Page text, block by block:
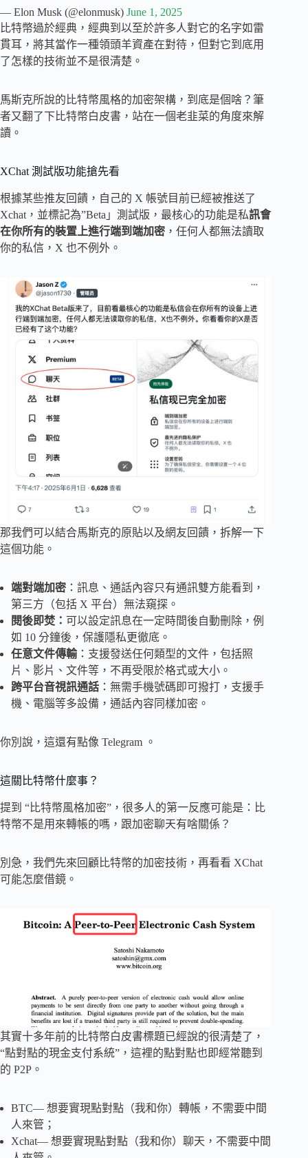
— Elon Musk (@elonmusk) June 1, 2025
比特幣過於經典，經典到以至於許多人對它的名字如雷
貫耳，將其當作一種領頭羊資產在對待，但對它到底用
了怎樣的技術並不是很清楚。
馬斯克所說的比特幣風格的加密架構，到底是個啥？筆
者又翻了下比特幣白皮書，站在一個老韭菜的角度來解
讀。
XChat 測試版功能搶先看
根據某些推友回饋，自己的 X 帳號目前已經被推送了
Xchat，並標記為”Beta」測試版，最核心的功能是私訊會
在你所有的裝置上進行端到端加密 ，任何人都無法讀取
你的私信，X 也不例外。
那我們可以結合馬斯克的原貼以及網友回饋，拆解一下
這個功能。
端對端加密 ：訊息、通話內容只有通訊雙方能看到，
第三方（包括 X 平台）無法窺探。
閱後即焚： 可以設定訊息在一定時間後自動刪除，例
如 10 分鐘後，保護隱私更徹底。
任意文件傳輸：支援發送任何類型的文件，包括照
片、影片、文件等，不再受限於格式或大小。
跨平台音視訊通話 ：無需手機號碼即可撥打，支援手
機、電腦等多設備，通話內容同樣加密。
你別說，這還有點像 Telegram 。
這關比特幣什麼事？
提到 “比特幣風格加密”，很多人的第一反應可能是：比
特幣不是用來轉帳的嗎，跟加密聊天有啥關係？
別急，我們先來回顧比特幣的加密技術，再看看 XChat
可能怎麼借鏡。
其實十多年前的比特幣白皮書標題已經說的很清楚了，
“點對點的現金支付系統”，這裡的點對點也即經常聽到
的 P2P。
BTC— 想要實現點對點（我和你）轉帳，不需要中間
人來管；
Xchat— 想要實現點對點（我和你）聊天，不需要中間